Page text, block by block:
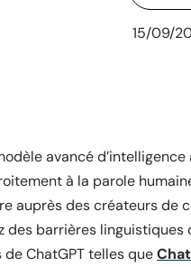
15/09/
avancé
à la parole
auprès des créateurs de
des barrières linguistiques
ChatGPT telles que